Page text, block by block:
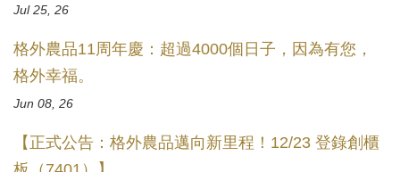
Jul 25, 26
格外農品11周年慶：超過4000個日子，因為有您，
格外幸福。
Jun 08, 26
【正式公告：格外農品邁向新里程！12/23 登錄創櫃